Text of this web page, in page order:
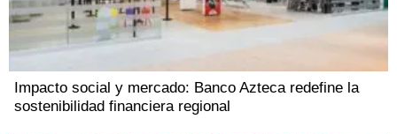
Impacto social y mercado: Banco Azteca redefine la
sostenibilidad financiera regional